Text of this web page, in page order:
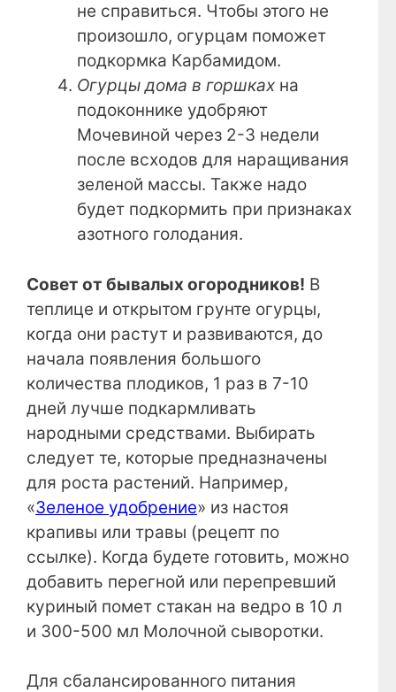
не справиться. Чтобы этого не
произошло, огурцам поможет
подкормка Карбамидом.
Огурцы дома в горшках на
подоконнике удобряют
Мочевиной через 2-3 недели
после всходов для наращивания
зеленой массы. Также надо
будет подкормить при признаках
азотного голодания.
Совет от бывалых огородников! В
теплице и открытом грунте огурцы,
когда они растут и развиваются, до
начала появления большого
количества плодиков, 1 раз в 7-10
дней лучше подкармливать
народными средствами. Выбирать
следует те, которые предназначены
для роста растений. Например,
«Зеленое удобрение» из настоя
крапивы или травы (рецепт по
ссылке). Когда будете готовить, можно
добавить перегной или перепревший
куриный помет стакан на ведро в 10 л
и 300-500 мл Молочной сыворотки.
Для сбалансированного питания